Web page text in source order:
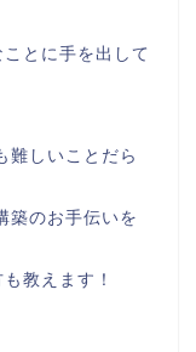
とに手を出して
難しいことだら
築のお手伝いを
教えます！